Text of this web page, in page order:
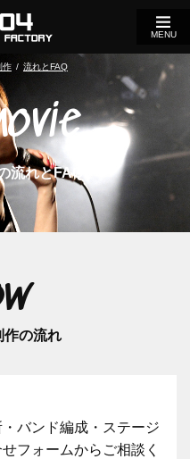
MENU
作 流れとFAQ
流れとFAQ
作の流れ
バンド編成・ステージ
フォームからご相談く